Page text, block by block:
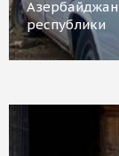
республики